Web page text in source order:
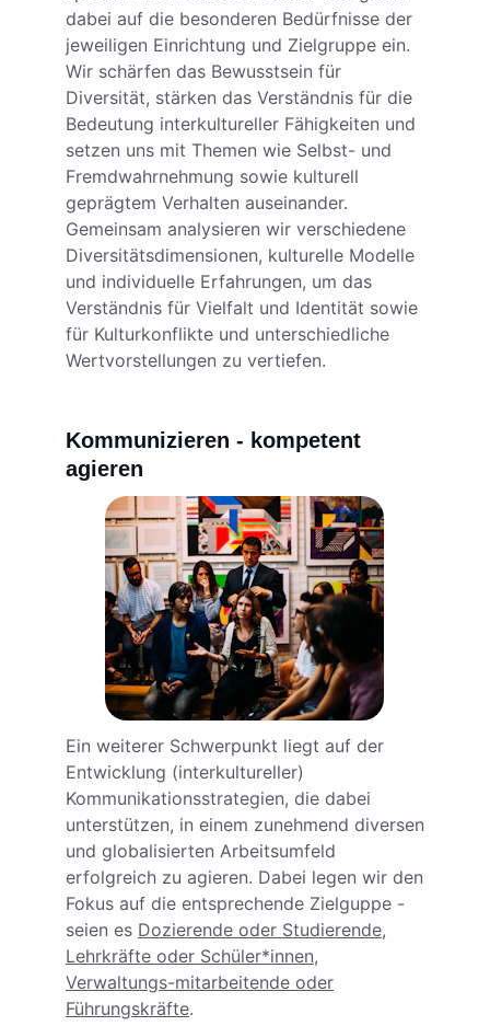
Ein weiterer Schwerpunkt liegt auf der
Entwicklung (interkultureller)
Kommunikationsstrategien, die dabei
unterstützen, in einem zunehmend diversen
und globalisierten Arbeitsumfeld
erfolgreich zu agieren. Dabei legen wir den
Fokus auf die entsprechende Zielguppe -
seien es Dozierende oder Studierende,
Lehrkräfte oder Schüler*innen,
Verwaltungs-mitarbeitende oder
Führungskräfte.
dabei auf die besonderen Bedürfnisse der
jeweiligen Einrichtung und Zielgruppe ein.
Wir schärfen das Bewusstsein für
Diversität, stärken das Verständnis für die
Bedeutung interkultureller Fähigkeiten und
setzen uns mit Themen wie Selbst- und
Fremdwahrnehmung sowie kulturell
geprägtem Verhalten auseinander.
Gemeinsam analysieren wir verschiedene
Diversitätsdimensionen, kulturelle Modelle
und individuelle Erfahrungen, um das
Verständnis für Vielfalt und Identität sowie
für Kulturkonflikte und unterschiedliche
Wertvorstellungen zu vertiefen.
Kommunizieren - kompetent
agieren